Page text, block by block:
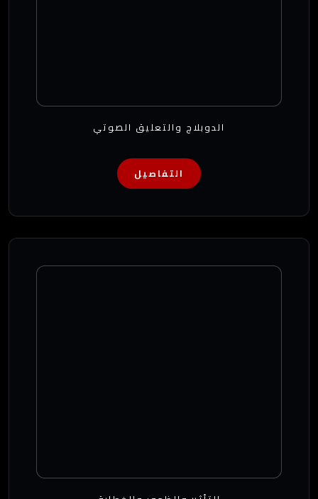
الدوبلاج والتعليق الصوتي
التفاصيل